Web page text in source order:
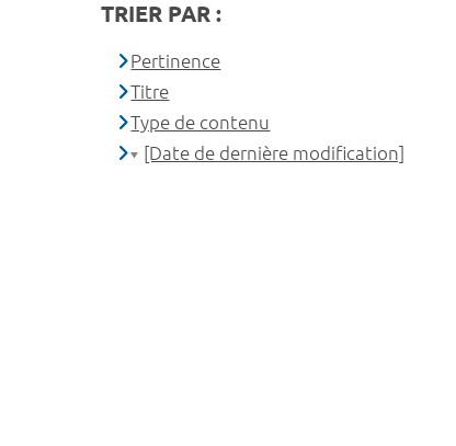
TRIER PAR :
Pertinence
Titre
Type de contenu
[Date de dernière modification]